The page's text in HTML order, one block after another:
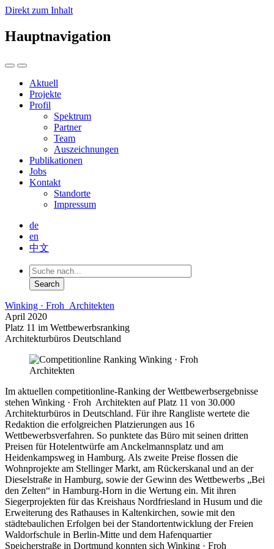
Direkt zum Inhalt
Hauptnavigation
Aktuell
Projekte
Profil
Spektrum
Partner
Team
Auszeichnungen
Publikationen
Jobs
Kontakt
Standorte
Impressum
de
en
中文
Winking · Froh Architekten
April 2020
Platz 11 im Wettbewerbsranking
Architekturbüros Deutschland
Im aktuellen competitionline-Ranking der Wettbewerbsergebnisse
stehen Winking · Froh Architekten auf Platz 11 von 30.000
Architekturbüros in Deutschland. Für ihre Rangliste wertete die
Redaktion die erfolgreichen Platzierungen aus 16
Wettbewerbsverfahren. So punktete das Büro mit seinen dritten
Preisen für Hotelentwürfe am Anckelmannsplatz und am
Heidenkampsweg in Hamburg. Als zweite Preise flossen die
Wohnprojekte am Stellinger Markt, am Rückerskanal und an der
Dieselstraße in Hamburg, sowie der Gewinn des Wettbewerbs „Bei
den Zelten“ in Hamburg-Horn in die Wertung ein. Mit ihren
Siegerprojekten für das Kreishaus Nordfriesland in Husum und die
Erweiterung des Rathauses in Kaltenkirchen, sowie mit den
städtebaulichen Erfolgen bei der Standortentwicklung der Freien
Waldorfschule in Berlin-Mitte und dem Hafenquartier
Speicherstraße in Dortmund konnten sich Winking · Froh